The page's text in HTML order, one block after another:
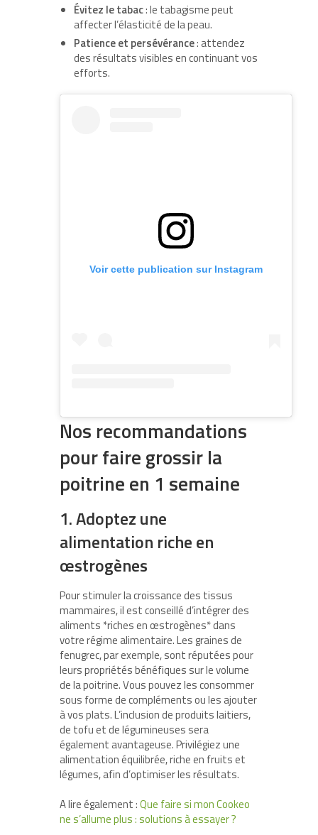
Évitez le tabac: le tabagisme peut
affecter l’élasticité de la peau.
Patience et persévérance: attendez
des résultats visibles en continuant vos
efforts.
Voir cette publication sur Instagram
Nos recommandations
pour faire grossir la
poitrine en 1 semaine
1. Adoptez une
alimentation riche en
œstrogènes
Pour stimuler la croissance des tissus
mammaires, il est conseillé d’intégrer des
aliments *riches en œstrogènes* dans
votre régime alimentaire. Les graines de
fenugrec, par exemple, sont réputées pour
leurs propriétés bénéfiques sur le volume
de la poitrine. Vous pouvez les consommer
sous forme de compléments ou les ajouter
à vos plats. L’inclusion de produits laitiers,
de tofu et de légumineuses sera
également avantageuse. Privilégiez une
alimentation équilibrée, riche en fruits et
légumes, afin d’optimiser les résultats.
A lire également :Que faire si mon Cookeo
ne s’allume plus : solutions à essayer ?